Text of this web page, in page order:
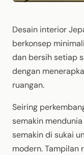
Desain interior
berkonsep
dan bersih setiap
dengan
ruangan.
Seiring
semakin
semakin di sukai
modern. Tampilan